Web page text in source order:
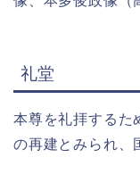
礼堂
本尊を礼拝するた
の再建とみられ、